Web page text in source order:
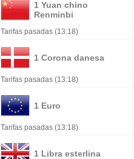
1 Yuan chino
Renminbi
Tarifas pasadas (13:18)
1 Corona danesa
Tarifas pasadas (13:18)
1 Euro
Tarifas pasadas (13:18)
1 Libra esterlina